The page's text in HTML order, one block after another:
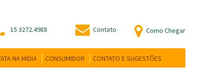
15 3272.4988 Contato Como Chegar
NA MÍDIA CONSUMIDOR CONTATO E SUGESTÕES